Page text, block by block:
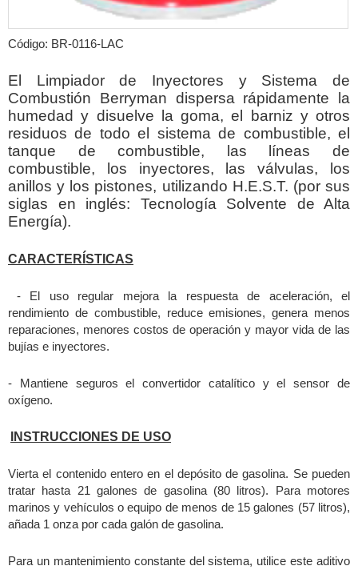
Código: BR-0116-LAC
El Limpiador de Inyectores y Sistema de
Combustión Berryman dispersa rápidamente la
humedad y disuelve la goma, el barniz y otros
residuos de todo el sistema de combustible, el
tanque de combustible, las líneas de
combustible, los inyectores, las válvulas, los
anillos y los pistones, utilizando H.E.S.T. (por sus
siglas en inglés: Tecnología Solvente de Alta
Energía).
CARACTERÍSTICAS
- El uso regular mejora la respuesta de aceleración, el
rendimiento de combustible, reduce emisiones, genera menos
reparaciones, menores costos de operación y mayor vida de las
bujías e inyectores.
- Mantiene seguros el convertidor catalítico y el sensor de
oxígeno.
INSTRUCCIONES DE USO
Vierta el contenido entero en el depósito de gasolina. Se pueden
tratar hasta 21 galones de gasolina (80 litros). Para motores
marinos y vehículos o equipo de menos de 15 galones (57 litros),
añada 1 onza por cada galón de gasolina.
Para un mantenimiento constante del sistema, utilice este aditivo